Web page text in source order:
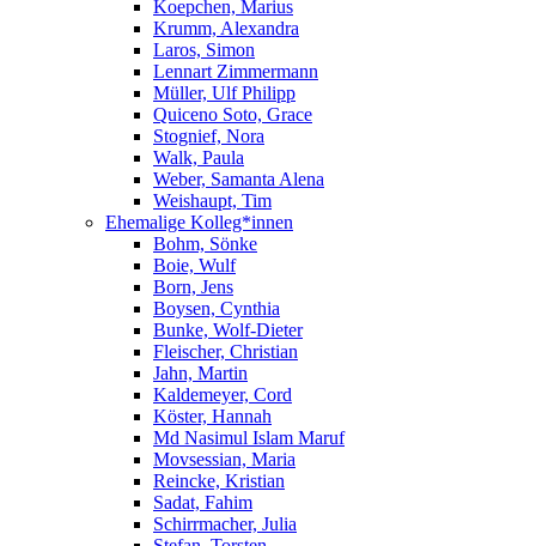
Koepchen, Marius
Krumm, Alexandra
Laros, Simon
Lennart Zimmermann
Müller, Ulf Philipp
Quiceno Soto, Grace
Stognief, Nora
Walk, Paula
Weber, Samanta Alena
Weishaupt, Tim
Ehemalige Kolleg*innen
Bohm, Sönke
Boie, Wulf
Born, Jens
Boysen, Cynthia
Bunke, Wolf-Dieter
Fleischer, Christian
Jahn, Martin
Kaldemeyer, Cord
Köster, Hannah
Md Nasimul Islam Maruf
Movsessian, Maria
Reincke, Kristian
Sadat, Fahim
Schirrmacher, Julia